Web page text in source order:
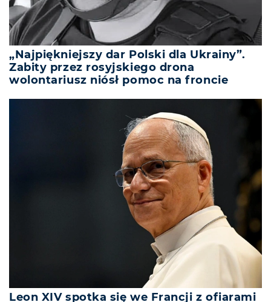
„Najpiękniejszy dar Polski dla Ukrainy”.
Zabity przez rosyjskiego drona
wolontariusz niósł pomoc na froncie
Leon XIV spotka się we Francji z ofiarami